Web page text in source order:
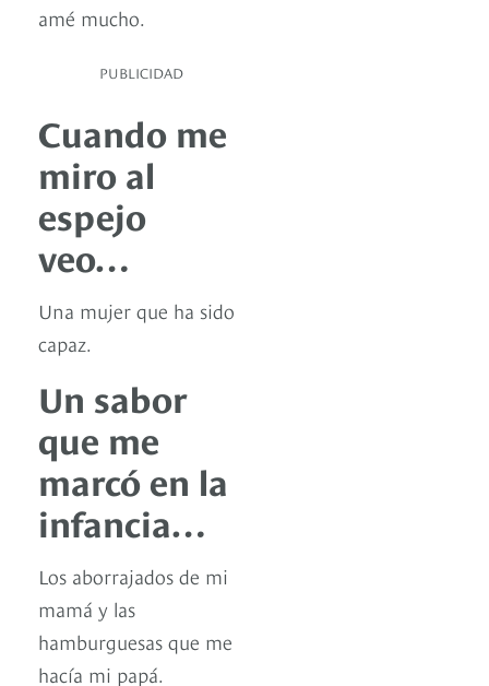
amé mucho.
PUBLICIDAD
Cuando me
miro al
espejo
veo…
Una mujer que ha sido
capaz.
Un sabor
que me
marcó en la
infancia…
Los aborrajados de mi
mamá y las
hamburguesas que me
hacía mi papá.